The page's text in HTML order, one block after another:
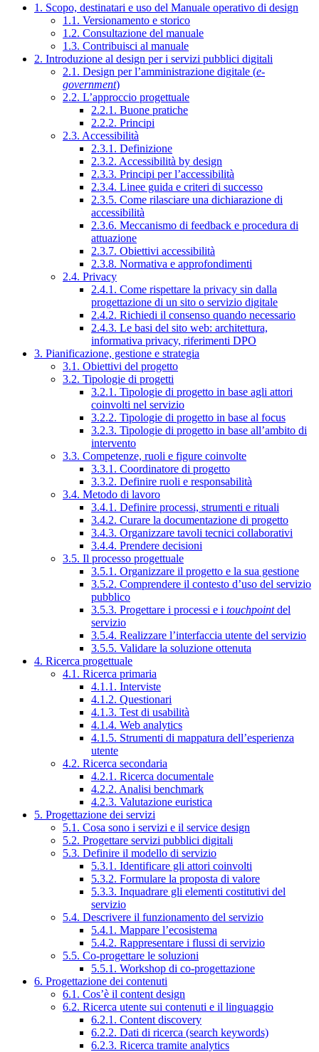
1. Scopo, destinatari e uso del Manuale operativo di design
1.1. Versionamento e storico
1.2. Consultazione del manuale
1.3. Contribuisci al manuale
2. Introduzione al design per i servizi pubblici digitali
2.1. Design per l’amministrazione digitale (e-
government)
2.2. L’approccio progettuale
2.2.1. Buone pratiche
2.2.2. Principi
2.3. Accessibilità
2.3.1. Definizione
2.3.2. Accessibilità by design
2.3.3. Principi per l’accessibilità
2.3.4. Linee guida e criteri di successo
2.3.5. Come rilasciare una dichiarazione di
accessibilità
2.3.6. Meccanismo di feedback e procedura di
attuazione
2.3.7. Obiettivi accessibilità
2.3.8. Normativa e approfondimenti
2.4. Privacy
2.4.1. Come rispettare la privacy sin dalla
progettazione di un sito o servizio digitale
2.4.2. Richiedi il consenso quando necessario
2.4.3. Le basi del sito web: architettura,
informativa privacy, riferimenti DPO
3. Pianificazione, gestione e strategia
3.1. Obiettivi del progetto
3.2. Tipologie di progetti
3.2.1. Tipologie di progetto in base agli attori
coinvolti nel servizio
3.2.2. Tipologie di progetto in base al focus
3.2.3. Tipologie di progetto in base all’ambito di
intervento
3.3. Competenze, ruoli e figure coinvolte
3.3.1. Coordinatore di progetto
3.3.2. Definire ruoli e responsabilità
3.4. Metodo di lavoro
3.4.1. Definire processi, strumenti e rituali
3.4.2. Curare la documentazione di progetto
3.4.3. Organizzare tavoli tecnici collaborativi
3.4.4. Prendere decisioni
3.5. Il processo progettuale
3.5.1. Organizzare il progetto e la sua gestione
3.5.2. Comprendere il contesto d’uso del servizio
pubblico
3.5.3. Progettare i processi e i touchpointdel
servizio
3.5.4. Realizzare l’interfaccia utente del servizio
3.5.5. Validare la soluzione ottenuta
4. Ricerca progettuale
4.1. Ricerca primaria
4.1.1. Interviste
4.1.2. Questionari
4.1.3. Test di usabilità
4.1.4. Web analytics
4.1.5. Strumenti di mappatura dell’esperienza
utente
4.2. Ricerca secondaria
4.2.1. Ricerca documentale
4.2.2. Analisi benchmark
4.2.3. Valutazione euristica
5. Progettazione dei servizi
5.1. Cosa sono i servizi e il service design
5.2. Progettare servizi pubblici digitali
5.3. Definire il modello di servizio
5.3.1. Identificare gli attori coinvolti
5.3.2. Formulare la proposta di valore
5.3.3. Inquadrare gli elementi costitutivi del
servizio
5.4. Descrivere il funzionamento del servizio
5.4.1. Mappare l’ecosistema
5.4.2. Rappresentare i flussi di servizio
5.5. Co-progettare le soluzioni
5.5.1. Workshop di co-progettazione
6. Progettazione dei contenuti
6.1. Cos’è il content design
6.2. Ricerca utente sui contenuti e il linguaggio
6.2.1. Content discovery
6.2.2. Dati di ricerca (search keywords)
6.2.3. Ricerca tramite analytics